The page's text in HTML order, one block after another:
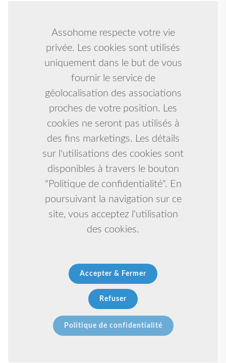
Assohome respecte votre vie
privée. Les cookies sont utilisés
uniquement dans le but de vous
fournir le service de
géolocalisation des associations
proches de votre position. Les
cookies ne seront pas utilisés à
des fins marketings. Les détails
sur l'utilisations des cookies sont
disponibles à travers le bouton
"Politique de confidentialité". En
poursuivant la navigation sur ce
site, vous acceptez l'utilisation
des cookies.
Accepter & Fermer
Refuser
Politique de confidentialité